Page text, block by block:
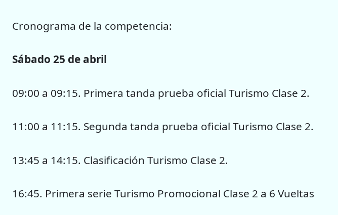
Cronograma de la competencia:
Sábado 25 de abril
09:00 a 09:15. Primera tanda prueba oficial Turismo Clase 2.
11:00 a 11:15. Segunda tanda prueba oficial Turismo Clase 2.
13:45 a 14:15. Clasificación Turismo Clase 2.
16:45. Primera serie Turismo Promocional Clase 2 a 6 Vueltas